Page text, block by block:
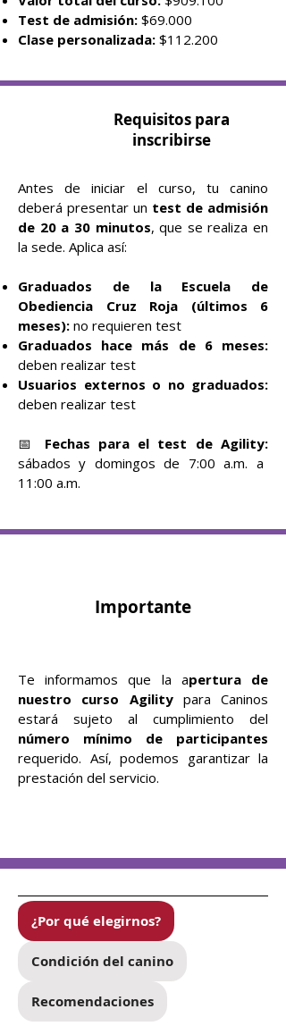
Test de admisión: $69.000
Clase personalizada: $112.200
Requisitos para
inscribirse
Antes de iniciar el curso, tu canino
deberá presentar un test de admisión
de 20 a 30 minutos, que se realiza en
la sede. Aplica así:
Graduados de la Escuela de
Obediencia Cruz Roja (últimos 6
meses): no requieren test
Graduados hace más de 6 meses:
deben realizar test
Usuarios externos o no graduados:
deben realizar test
📅
Fechas para el test de Agility:
sábados y domingos de 7:00 a.m. a
11:00 a.m.
Importante
Te informamos que la apertura de
nuestro curso Agility para Caninos
estará sujeto al cumplimiento del
número mínimo de participantes
requerido. Así, podemos garantizar la
prestación del servicio.
¿Por qué elegirnos?
Condición del canino
Recomendaciones